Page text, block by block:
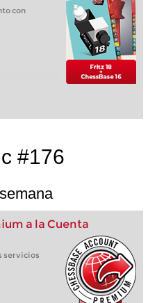
con
#176
a la Cuenta
servicios